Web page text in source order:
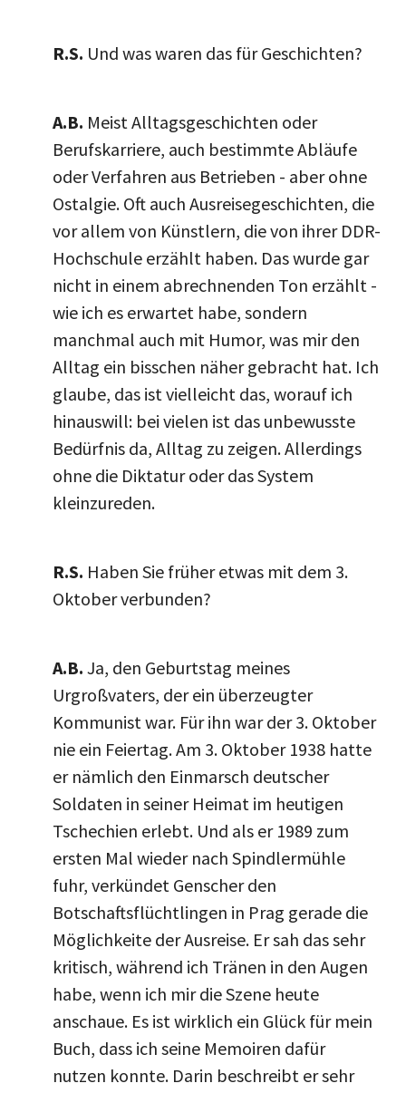
R.S. Und was waren das für Geschichten?
A.B. Meist Alltagsgeschichten oder
Berufskarriere, auch bestimmte Abläufe
oder Verfahren aus Betrieben - aber ohne
Ostalgie. Oft auch Ausreisegeschichten, die
vor allem von Künstlern, die von ihrer DDR-
Hochschule erzählt haben. Das wurde gar
nicht in einem abrechnenden Ton erzählt -
wie ich es erwartet habe, sondern
manchmal auch mit Humor, was mir den
Alltag ein bisschen näher gebracht hat. Ich
glaube, das ist vielleicht das, worauf ich
hinauswill: bei vielen ist das unbewusste
Bedürfnis da, Alltag zu zeigen. Allerdings
ohne die Diktatur oder das System
kleinzureden.
R.S. Haben Sie früher etwas mit dem 3.
Oktober verbunden?
A.B. Ja, den Geburtstag meines
Urgroßvaters, der ein überzeugter
Kommunist war. Für ihn war der 3. Oktober
nie ein Feiertag. Am 3. Oktober 1938 hatte
er nämlich den Einmarsch deutscher
Soldaten in seiner Heimat im heutigen
Tschechien erlebt. Und als er 1989 zum
ersten Mal wieder nach Spindlermühle
fuhr, verkündet Genscher den
Botschaftsflüchtlingen in Prag gerade die
Möglichkeite der Ausreise. Er sah das sehr
kritisch, während ich Tränen in den Augen
habe, wenn ich mir die Szene heute
anschaue. Es ist wirklich ein Glück für mein
Buch, dass ich seine Memoiren dafür
nutzen konnte. Darin beschreibt er sehr